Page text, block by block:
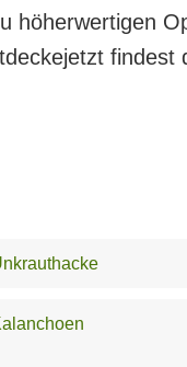
höherwertigen
findest